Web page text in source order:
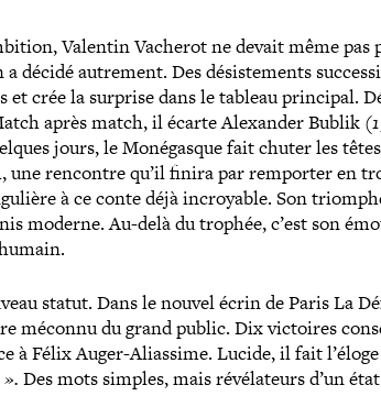
Valentin Vacherot ne devait même pas
décidé autrement. Des désis­te­ments
crée la surprise dans le tableau principal.
après match, il écarte Alexander Bublik
jours, le Monégasque fait chuter les têtes
rencontre qu’il finira par remporter en
à ce conte déjà incroyable. Son
moderne. Au-​delà du trophée, c’est son
statut. Dans le nouvel écrin de Paris La
méconnu du grand public. Dix victoires
à Félix Auger-​Aliassime. Lucide, il fait
Des mots simples, mais révé­la­teurs d’un